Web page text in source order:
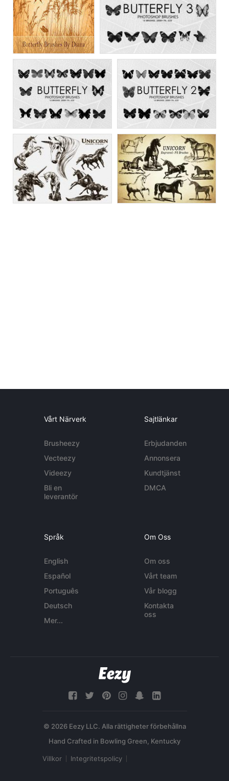
Vårt Närverk
Brusheezy
Vecteezy
Videezy
Bli en
leverantör
Sajtlänkar
Erbjudanden
Annonsera
Kundtjänst
DMCA
Språk
English
Español
Português
Deutsch
Mer...
Om Oss
Om oss
Vårt team
Vår blogg
Kontakta
oss
© 2026 Eezy LLC. Alla rättigheter förbehållna
Villkor Integritetspolicy